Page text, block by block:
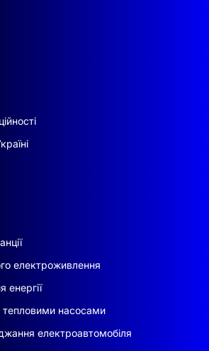
електроживлення
енергії
насосами
електроавтомобіля